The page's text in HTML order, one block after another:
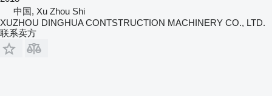
中国, Xu Zhou Shi
XUZHOU DINGHUA CONTSTRUCTION MACHINERY CO., LTD.
联系卖方